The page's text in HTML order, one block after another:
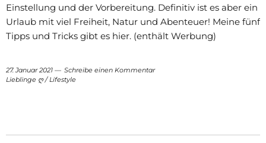
Einstellung und der Vorbereitung. Definitiv ist es aber ein
Urlaub mit viel Freiheit, Natur und Abenteuer! Meine fünf
Tipps und Tricks gibt es hier. (enthält Werbung)
27. Januar 2021
Schreibe einen Kommentar
Lieblinge ღ/Lifestyle